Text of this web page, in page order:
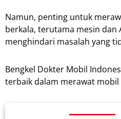
Namun, penting untuk
berkala, terutama mesin dan
menghindari masalah yang
Bengkel Dokter Mobil
terbaik dalam merawat mobil